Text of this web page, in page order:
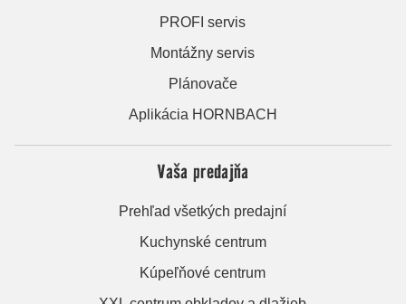
PROFI servis
Montážny servis
Plánovače
Aplikácia HORNBACH
Vaša predajňa
Prehľad všetkých predajní
Kuchynské centrum
Kúpeľňové centrum